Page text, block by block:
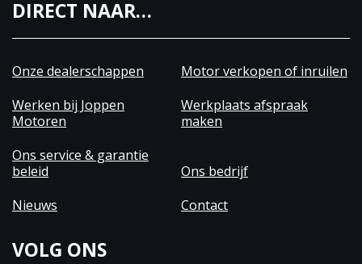
DIRECT NAAR…
Onze dealerschappen
Motor verkopen of inruilen
Werken bij Joppen
Motoren
Werkplaats afspraak
maken
Ons service & garantie
beleid
Ons bedrijf
Nieuws
Contact
VOLG ONS